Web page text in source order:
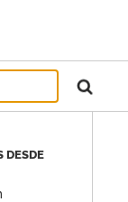
DESDE